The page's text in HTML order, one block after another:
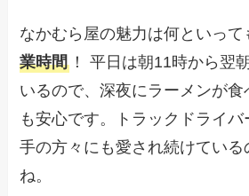
なかむら屋の魅力は何といって
業時間 ！ 平日は朝11時から翌
いるので、深夜にラーメンが
も安心です。トラックドライ
手の方々にも愛され続けている
ね。